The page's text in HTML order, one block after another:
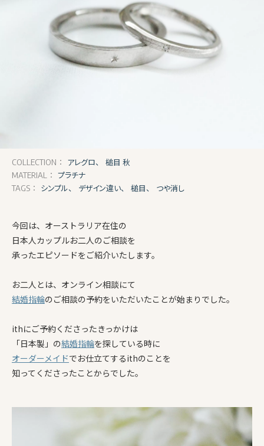
COLLECTION： アレグロ、 槌目 秋
MATERIAL： プラチナ
TAGS： シンプル、 デザイン違い、 槌目、 つや消し
今回は、オーストラリア在住の
日本人カップルお二人のご相談を
承ったエピソードをご紹介いたします。
お二人とは、オンライン相談にて
結婚指輪のご相談の予約をいただいたことが始まりでした。
ithにご予約くださったきっかけは
「日本製」の結婚指輪を探している時に
オーダーメイドでお仕立てするithのことを
知ってくださったことからでした。